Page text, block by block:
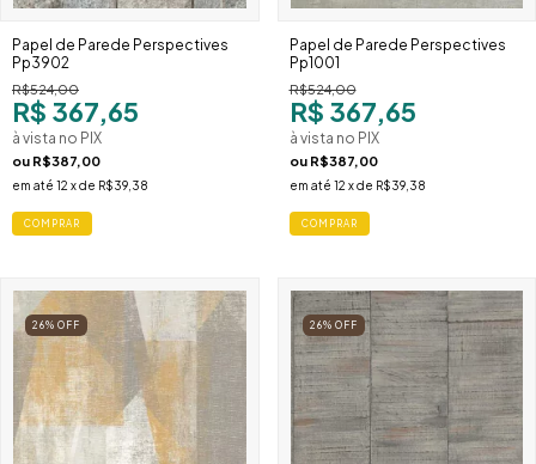
Papel de Parede Perspectives
Pp3902
R$524,00
R$ 367,65
à vista no PIX
ou R$387,00
em até 12 x de R$39,38
COMPRAR
Papel de Parede Perspectives
Pp1001
R$524,00
R$ 367,65
à vista no PIX
ou R$387,00
em até 12 x de R$39,38
COMPRAR
26% OFF 26% OFF